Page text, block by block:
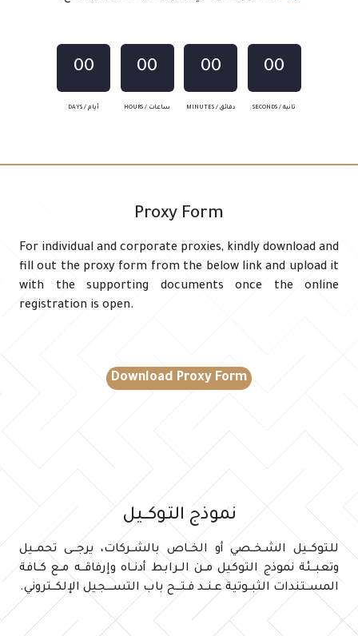
00
DAYS / أيام
00
HOURS / ساعات
00
MINUTES / دقائق
00
SECONDS / ثانية
Proxy Form
For individual and corporate proxies, kindly download and
fill out the proxy form from the below link and upload it
with the supporting documents once the online
registration is open.
Download Proxy Form
نموذج التـوكـــيل
للتوكــيل الشـخــصي أو الخــاص بالشــركات، يرجـــى تحمــيل
وتعبــئة نموذج التوكيل مــن الــرابط أدنــاه وإرفاقــه مــع كــافة
المســتندات الثبــوتية عـنــد فـتـــح باب التســــجيل الإلكــتروني.